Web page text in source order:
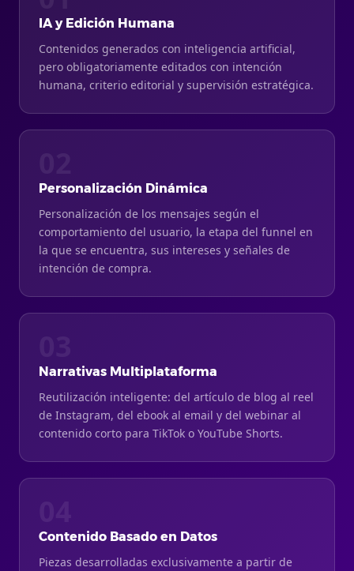
IA y Edición Humana
Contenidos generados con inteligencia artificial,
pero obligatoriamente editados con intención
humana, criterio editorial y supervisión estratégica.
Personalización Dinámica
Personalización de los mensajes según el
comportamiento del usuario, la etapa del funnel en
la que se encuentra, sus intereses y señales de
intención de compra.
Narrativas Multiplataforma
Reutilización inteligente: del artículo de blog al reel
de Instagram, del ebook al email y del webinar al
contenido corto para TikTok o YouTube Shorts.
Contenido Basado en Datos
Piezas desarrolladas exclusivamente a partir de